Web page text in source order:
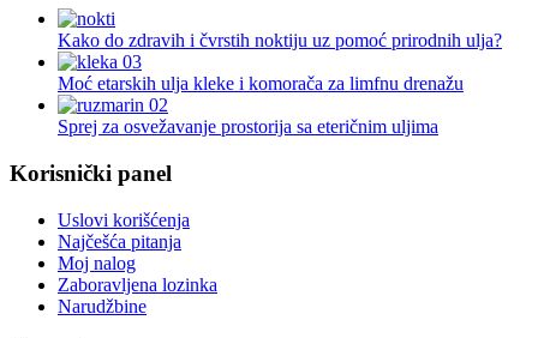
Kako do zdravih i čvrstih noktiju uz pomoć prirodnih ulja?
Moć etarskih ulja kleke i komorača za limfnu drenažu
Sprej za osvežavanje prostorija sa eteričnim uljima
Korisnički panel
Uslovi korišćenja
Najčešća pitanja
Moj nalog
Zaboravljena lozinka
Narudžbine